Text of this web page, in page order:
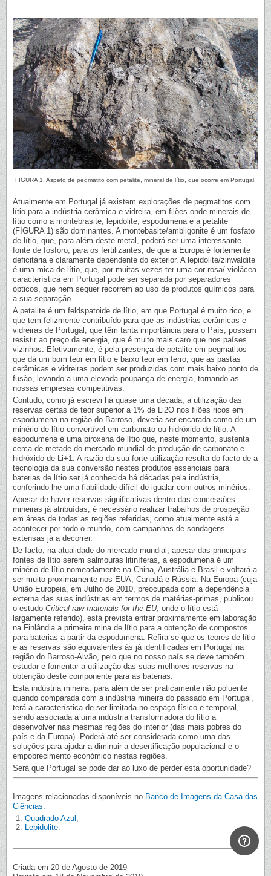
FIGURA 1. Aspeto de pegmatito com petalite, mineral de lítio, que ocorre em Portugal.
Atualmente em Portugal já existem explorações de pegmatitos com
lítio para a indústria cerâmica e vidreira, em filões onde minerais de
lítio como a montebrasite, lepidolite, espodumena e a petalite
(FIGURA 1) são dominantes. A montebasite/ambligonite é um fosfato
de lítio, que, para além deste metal, poderá ser uma interessante
fonte de fósforo, para os fertilizantes, de que a Europa é fortemente
deficitária e claramente dependente do exterior. A lepidolite/zinwaldite
é uma mica de lítio, que, por muitas vezes ter uma cor rosa/ violácea
característica em Portugal pode ser separada por separadores
ópticos, que nem sequer recorrem ao uso de produtos químicos para
a sua separação.
A petalite é um feldspatoide de lítio, em que Portugal é muito rico, e
que tem felizmente contribuído para que as indústrias cerâmicas e
vidreiras de Portugal, que têm tanta importância para o País, possam
resistir ao preço da energia, que é muito mais caro que nos países
vizinhos. Efetivamente, é pela presença de petalite em pegmatitos
que dá um bom teor em lítio e baixo teor em ferro, que as pastas
cerâmicas e vidreiras podem ser produzidas com mais baixo ponto de
fusão, levando a uma elevada poupança de energia, tornando as
nossas empresas competitivas.
Contudo, como já escrevi há quase uma década, a utilização das
reservas certas de teor superior a 1% de Li2O nos filões ricos em
espodumena na região do Barroso, deveria ser encarada como de um
minério de lítio convertível em carbonato ou hidróxido de lítio. A
espodumena é uma piroxena de lítio que, neste momento, sustenta
cerca de metade do mercado mundial de produção de carbonato e
hidróxido de Li+1. A razão da sua forte utilização resulta do facto de a
tecnologia da sua conversão nestes produtos essenciais para
baterias de lítio ser já conhecida há décadas pela indústria,
conferindo-lhe uma fiabilidade difícil de igualar com outros minérios.
Apesar de haver reservas significativas dentro das concessões
mineiras já atribuídas, é necessário realizar trabalhos de prospeção
em áreas de todas as regiões referidas, como atualmente está a
acontecer por todo o mundo, com campanhas de sondagens
extensas já a decorrer.
De facto, na atualidade do mercado mundial, apesar das principais
fontes de lítio serem salmouras litiníferas, a espodumena é um
minério de lítio nomeadamente na China, Austrália e Brasil e voltará a
ser muito proximamente nos EUA, Canadá e Rússia. Na Europa (cuja
União Europeia, em Julho de 2010, preocupada com a dependência
externa das suas indústrias em termos de matérias-primas, publicou
o estudo Critical raw materials for the EU, onde o lítio está
largamente referido), está prevista entrar proximamente em laboração
na Finlândia a primeira mina de lítio para a obtenção de compostos
para baterias a partir da espodumena. Refira-se que os teores de lítio
e as reservas são equivalentes às já identificadas em Portugal na
região do Barroso-Alvão, pelo que no nosso país se deve também
estudar e fomentar a utilização das suas melhores reservas na
obtenção deste componente para as baterias.
Esta indústria mineira, para além de ser praticamente não poluente
quando comparada com a indústria mineira do passado em Portugal,
terá a característica de ser limitada no espaço físico e temporal,
sendo associada a uma indústria transformadora do lítio a
desenvolver nas mesmas regiões do interior (das mais pobres do
país e da Europa). Poderá até ser considerada como uma das
soluções para ajudar a diminuir a desertificação populacional e o
empobrecimento económico nestas regiões.
Será que Portugal se pode dar ao luxo de perder esta oportunidade?
Imagens relacionadas disponíveis no Banco de Imagens da Casa das
Ciências:
Quadrado Azul ;
Lepidolite.
Criada em 20 de Agosto de 2019